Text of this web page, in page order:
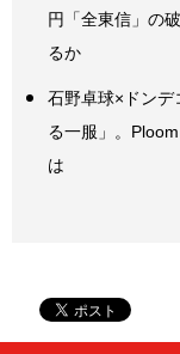
円「全東信」の
るか
石野卓球×ドンデ
る一服」。
は